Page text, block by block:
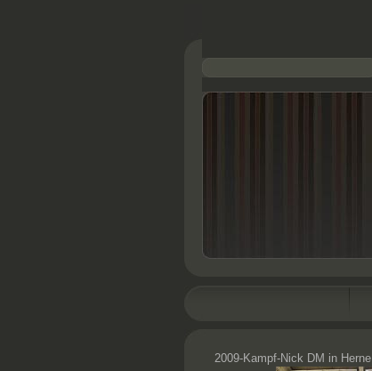
2009-Kampf-Nick DM in Herne